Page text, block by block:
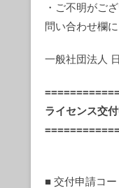
・ご不明がご
問い合わせ欄
一般社団法人
ライセンス交
■ 交付申請コー